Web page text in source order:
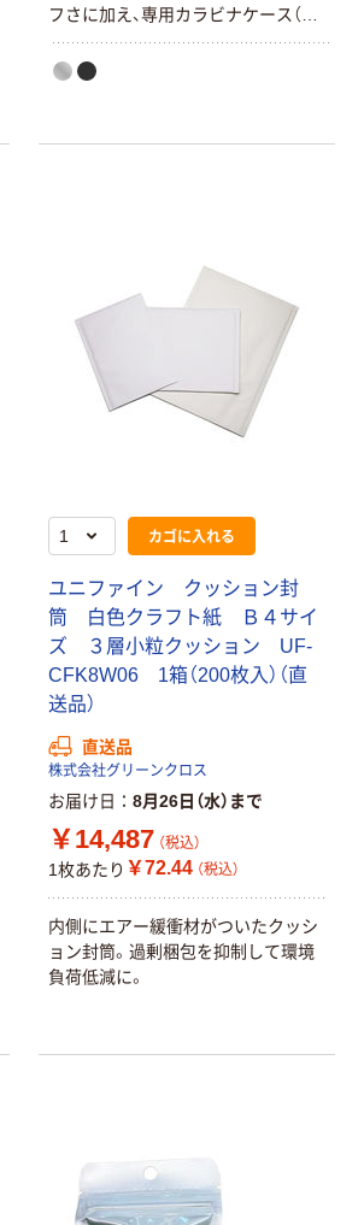
フさに加え、専用カラビナケース（付
属）で携帯性にも優れています。3W
高性能ドライバーとパッシブサブウ
700mAhのリチウムポリマー電池内
カゴに入れる
ユニファイン クッション封
筒 白色クラフト紙 Ｂ４サイ
ズ ３層小粒クッション UF-
CFK8W06 1箱（200枚入）（直
送品）
直送品
株式会社グリーンクロス
お届け日 8月26日（水）まで
￥14,487 （税込）
1枚あたり ￥72.44 （税込）
内側にエアー緩衝材がついたクッシ
ョン封筒。過剰梱包を抑制して環境
負荷低減に。